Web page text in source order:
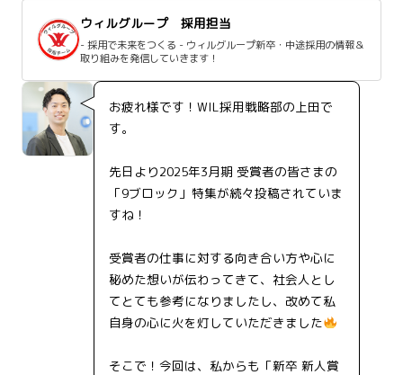
ウィルグループ 採用担当
- 採用で未来をつくる - ウィルグループ新卒・中途採用の情報＆
取り組みを発信していきます！
お疲れ様です！WIL採用戦略部の上田で
す。
先日より2025年3月期 受賞者の皆さまの
「9ブロック」特集が続々投稿されていま
すね！
受賞者の仕事に対する向き合い方や心に
秘めた想いが伝わってきて、社会人とし
てとても参考になりましたし、改めて私
自身の心に火を灯していただきました
そこで！今回は、私からも「新卒 新人賞